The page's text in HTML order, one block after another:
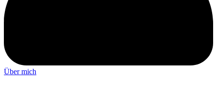
Über mich